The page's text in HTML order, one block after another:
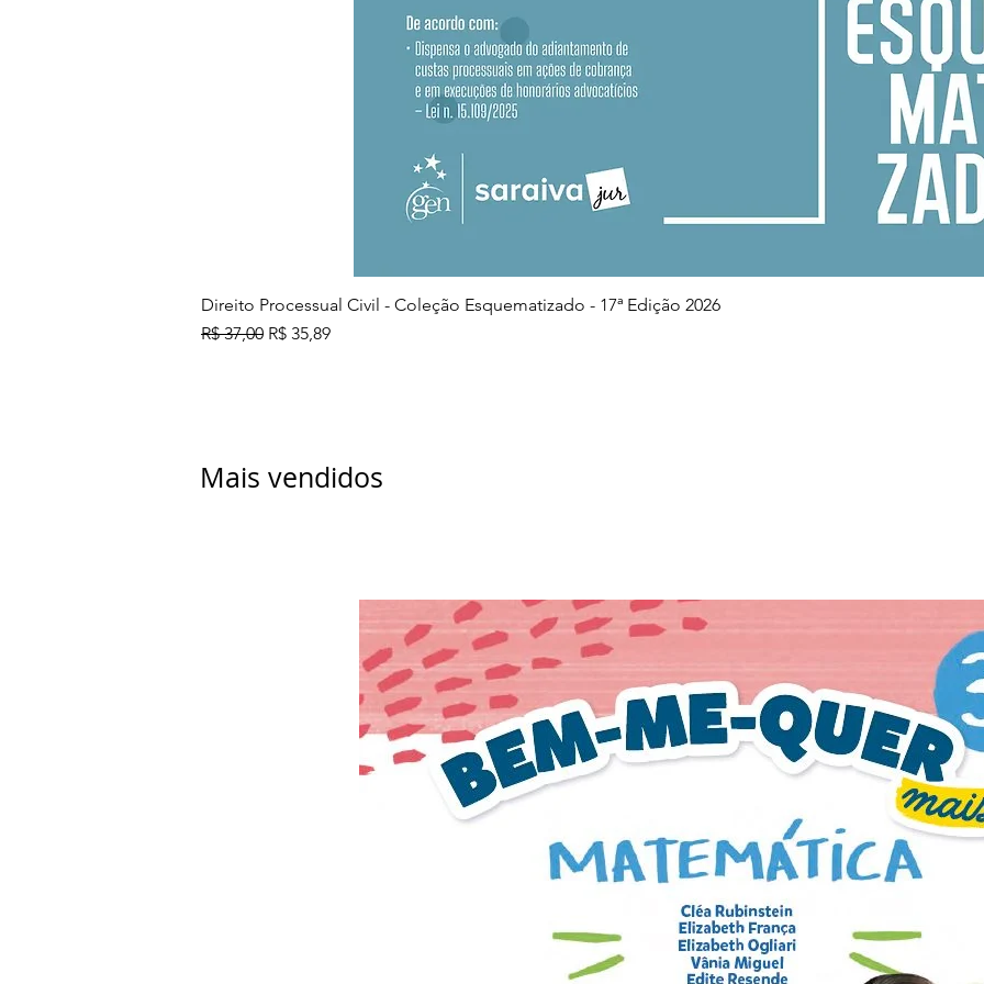
Visualização rápida
Direito Processual Civil - Coleção Esquematizado - 17ª Edição 2026
Preço normal
R$ 37,00 Preço promocional
R$ 35,89
Mais vendidos